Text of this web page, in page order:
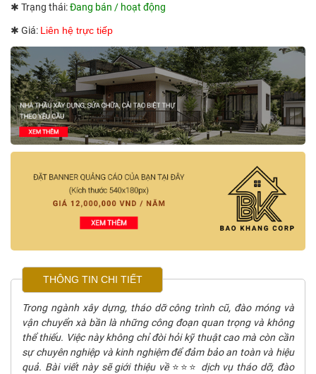
✱ Trạng thái:Đang bán / hoạt động
✱ Giá: Liên hệ trực tiếp
THÔNG TIN CHI TIẾT
Trong ngành xây dựng, tháo dỡ công trình cũ, đào móng và
vận chuyển xà bần là những công đoạn quan trọng và không
thể thiếu. Việc này không chỉ đòi hỏi kỹ thuật cao mà còn cần
sự chuyên nghiệp và kinh nghiệm để đảm bảo an toàn và hiệu
quả. Bài viết này sẽ giới thiệu về ⭐⭐⭐ dịch vụ tháo dỡ, đào